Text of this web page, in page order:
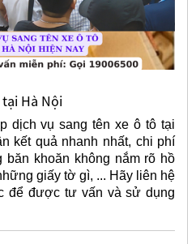
Hà Nội
dịch vụ sang tên xe ô tô tại
kết quả nhanh nhất, chi phí
băn khoăn không nắm rõ hồ
giấy tờ gì, ... Hãy liên hệ
để được tư vấn và sử dụng